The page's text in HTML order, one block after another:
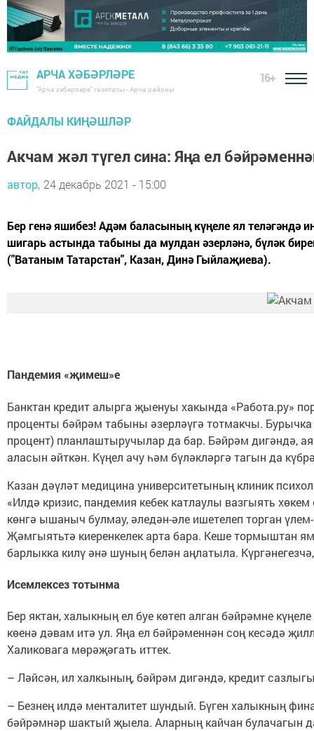
АРЧА ХӘБӘРЛӘРЕ
"Арча хәбәрләре" газетасы - Арча районы
16+
ФАЙДАЛЫ КИҢӘШЛӘР
Акчам жәл түгел сина: Яңа ел
автор, 24 декабрь 2021 - 15:00
Бер генә яшибез! Адәм баласының күңеле ял
шигарь астында табыны да мулдан әзерләнә, бүләк
("Ватаным Татарстан", Казан, Динә Гыйлаҗиева).
Пандемия «җимеш»е
Банктан кредит алырга җыенуы хакында «Работа.ру»
проценты бәйрәм табыны әзерләүгә тотмакчы.
процент) планлаштыручылар да бар. Бәйрәм дигәндә,
аласын әйткән. Күңел ачу һәм бүләкләргә тагын да
Казан дәүләт медицина университетының клиник
«Илдә кризис, пандемия кебек катлаулы вазгыять
көнгә ышаныч булмау, әледән-әле ишетелеп торган
Җәмгыятьтә киеренкелек арта бара. Кеше тормыштан
барлыкка килү әнә шуның белән аңлатыла.
Исемлексез тотынма
Бер яктан, халыкның ел буе көтеп алган бәйрәмне
көенә дәвам итә ул. Яңа ел бәйрәменнән соң кесәдә
Халиковага мөрәҗәгать иттек.
– Ләйсән, ил халкының, бәйрәм дигәндә, кредит
– Безнең илдә менталитет шундый. Бүген халыкның
бәйрәмнәр шактый җыела. Аларның кайчан булачагын